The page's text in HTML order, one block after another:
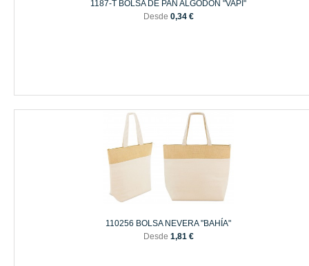
1187-T BOLSA DE PAN ALGODÓN "VAPI"
Desde 0,34 €
110256 BOLSA NEVERA "BAHÍA"
Desde 1,81 €